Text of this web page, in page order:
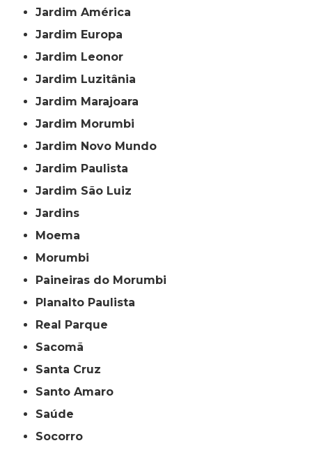
Jardim América
Jardim Europa
Jardim Leonor
Jardim Luzitânia
Jardim Marajoara
Jardim Morumbi
Jardim Novo Mundo
Jardim Paulista
Jardim São Luiz
Jardins
Moema
Morumbi
Paineiras do Morumbi
Planalto Paulista
Real Parque
Sacomã
Santa Cruz
Santo Amaro
Saúde
Socorro